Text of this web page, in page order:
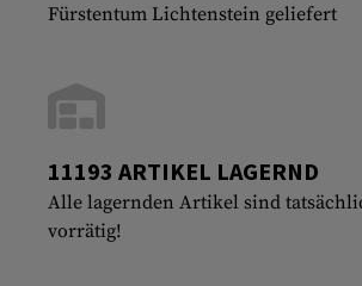
Fürstentum Lichtenstein geliefert
11193 ARTIKEL LAGERND
Alle lagernden Artikel sind
vorrätig!